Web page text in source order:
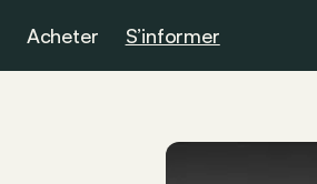
Acheter S’informer